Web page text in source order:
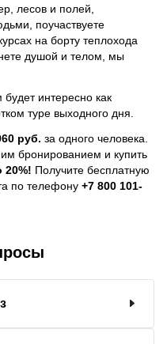
лесов и полей,
поучаствуете
на борту теплохода
душой и телом, мы
интересно как
туре выходного дня.
руб. за одного человека.
бронированием и купить
20%! Получите бесплатную
по телефону +7 800 101-